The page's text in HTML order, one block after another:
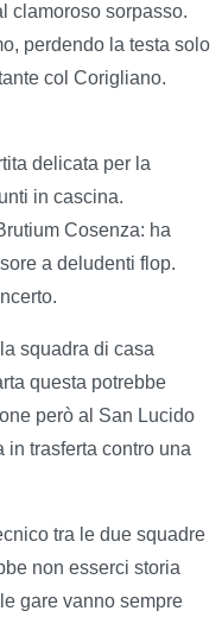
clamoroso sorpasso.
perdendo la testa solo
col Corigliano.
delicata per la
in cascina.
Cosenza: ha
a deludenti flop.
la squadra di casa
questa potrebbe
però al San Lucido
in trasferta contro una
tra le due squadre
non esserci storia
gare vanno sempre